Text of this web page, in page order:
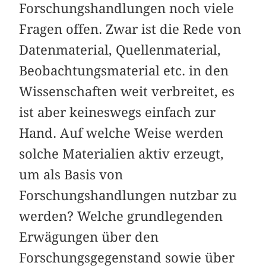
Forschungshandlungen noch viele
Fragen offen. Zwar ist die Rede von
Datenmaterial, Quellenmaterial,
Beobachtungsmaterial etc. in den
Wissenschaften weit verbreitet, es
ist aber keineswegs einfach zur
Hand. Auf welche Weise werden
solche Materialien aktiv erzeugt,
um als Basis von
Forschungshandlungen nutzbar zu
werden? Welche grundlegenden
Erwägungen über den
Forschungsgegenstand sowie über